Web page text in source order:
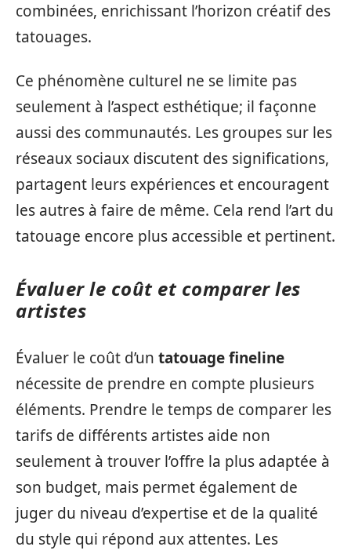
combinées, enrichissant l’horizon créatif des
tatouages.
Ce phénomène culturel ne se limite pas
seulement à l’aspect esthétique; il façonne
aussi des communautés. Les groupes sur les
réseaux sociaux discutent des significations,
partagent leurs expériences et encouragent
les autres à faire de même. Cela rend l’art du
tatouage encore plus accessible et pertinent.
Évaluer le coût et comparer les
artistes
Évaluer le coût d’un tatouage fineline
nécessite de prendre en compte plusieurs
éléments. Prendre le temps de comparer les
tarifs de différents artistes aide non
seulement à trouver l’offre la plus adaptée à
son budget, mais permet également de
juger du niveau d’expertise et de la qualité
du style qui répond aux attentes. Les